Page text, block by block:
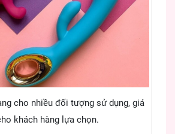
cho nhiều đối tượng sử dụng, giá
khách hàng lựa chọn.